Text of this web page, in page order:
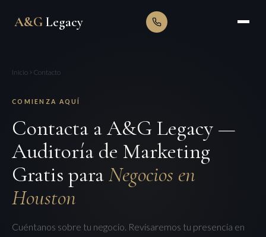
A&G Legacy
Inicio Contacto
COMIENZA AQUÍ
Contacta a A&G Legacy —
Auditoría de Marketing
Gratis paraNegocios en
Houston
Cuéntanos sobre tu negocio. Revisaremos tu presencia en